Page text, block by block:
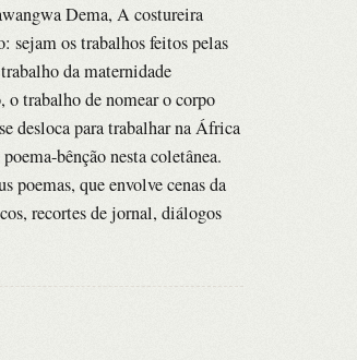
Dema, A costureira
sejam os trabalhos feitos pelas
da maternidade
o trabalho de nomear o corpo
desloca para trabalhar na África
bênção nesta coletânea.
poemas, que envolve cenas da
recortes de jornal, diálogos